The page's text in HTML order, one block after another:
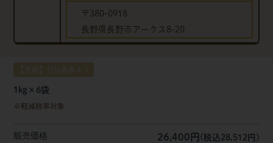
〒380-0918
長野県長野市アークス8-20
1kg×6袋
軽減税率対象
販売価格 26,400円 (税込28,512円)